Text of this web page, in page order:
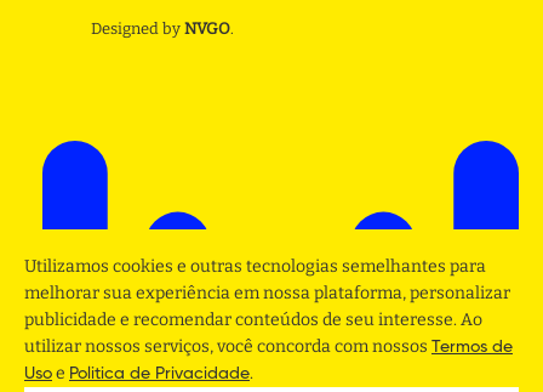
Designed by NVGO.
Utilizamos cookies e outras tecnologias semelhantes para
melhorar sua experiência em nossa plataforma, personalizar
publicidade e recomendar conteúdos de seu interesse. Ao
utilizar nossos serviços, você concorda com nossos Termos de
Uso e Politica de Privacidade.